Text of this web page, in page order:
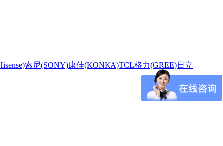
索尼(SONY)康佳(KONKA)TCL格力(GREE)日立